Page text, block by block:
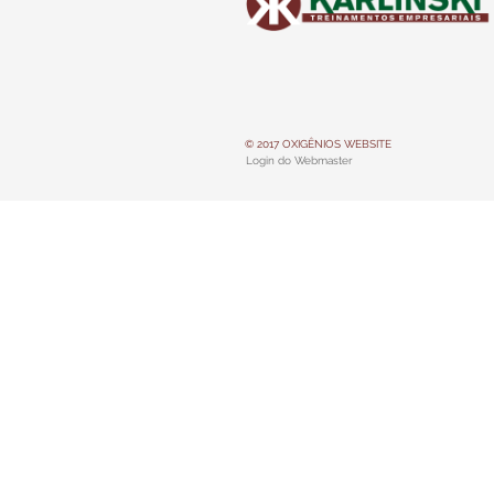
© 2017 OXIGÊNIOS WEBSITE
Login do Webmaster